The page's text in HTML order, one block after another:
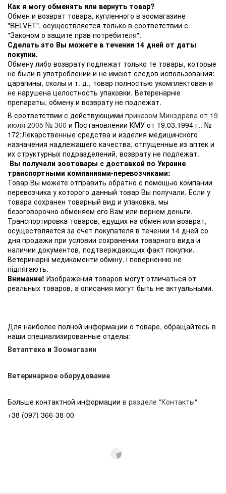
Как я могу обменять или вернуть товар?
Обмен и возврат товара, купленного в зоомагазине
"BELVET", осуществляется только в соответствии с
"Законом о защите прав потребителя".
Сделать это Вы можете в течении 14 дней от даты
покупки.
Обмену либо возврату подлежат только те товары, которые
не были в употреблении и не имеют следов использования:
царапины, сколы и т. д., товар полностью укомплектован и
не нарушена целостность упаковки. Ветеренарніе
препараты, обмену и возврату не подлежат.
В соответствии с действующими приказом Минздрава от 19
июля 2005 № 360 и Постановлении КМУ от 19.03.1994 г.. №
172:Лекарственные средства и изделия медицинского
назначения надлежащего качества, отпущенные из аптек и
их структурных подразделений, возврату не подлежат.
Вы получали зоотовары с доставкой по Украине
транспортными компаниями-перевозчиками:
Товар Вы можете отправить обратно с помощью компании
перевозчика у которого данный товар Вы получали. Если у
товара сохранен товарный вид и упаковка, мы
безоговорочно обменяем его Вам или вернем деньги.
Транспортировка товаров, едущих на обмен или возврат,
осуществляется за счет покупателя в течении 14 дней со
дня продажи при условии сохранении товарного вида и
наличии документов, подтверждающих факт покупки.
Ветеринарні медикаменти обміну, і поверненню не
підлягають.
Внимание! Изображения товаров могут отличаться от
реальных товаров, а описания могут быть не актуальными.
Для наиболее полной информации о товаре, обращайтесь в
наши специализированные отделы:
Ветаптека и Зоомагазин
Ветеринарное оборудование
Больше контактной информации в разделе "Контакты"
+38 (097) 366-38-00